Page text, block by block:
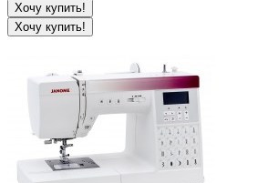
Хочу купить!
Хочу купить!